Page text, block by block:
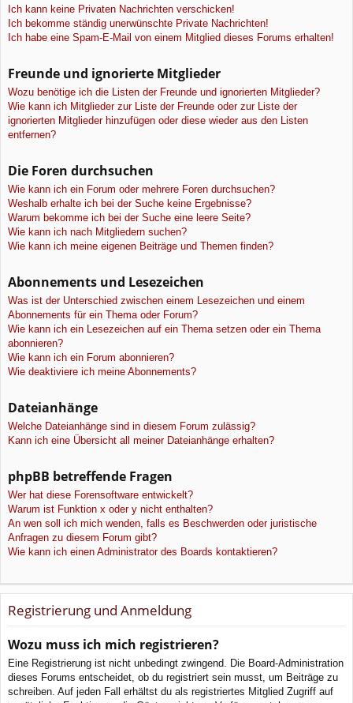
Ich kann keine Privaten Nachrichten verschicken!
Ich bekomme ständig unerwünschte Private Nachrichten!
Ich habe eine Spam-E-Mail von einem Mitglied dieses Forums erhalten!
Freunde und ignorierte Mitglieder
Wozu benötige ich die Listen der Freunde und ignorierten Mitglieder?
Wie kann ich Mitglieder zur Liste der Freunde oder zur Liste der
ignorierten Mitglieder hinzufügen oder diese wieder aus den Listen
entfernen?
Die Foren durchsuchen
Wie kann ich ein Forum oder mehrere Foren durchsuchen?
Weshalb erhalte ich bei der Suche keine Ergebnisse?
Warum bekomme ich bei der Suche eine leere Seite?
Wie kann ich nach Mitgliedern suchen?
Wie kann ich meine eigenen Beiträge und Themen finden?
Abonnements und Lesezeichen
Was ist der Unterschied zwischen einem Lesezeichen und einem
Abonnements für ein Thema oder Forum?
Wie kann ich ein Lesezeichen auf ein Thema setzen oder ein Thema
abonnieren?
Wie kann ich ein Forum abonnieren?
Wie deaktiviere ich meine Abonnements?
Dateianhänge
Welche Dateianhänge sind in diesem Forum zulässig?
Kann ich eine Übersicht all meiner Dateianhänge erhalten?
phpBB betreffende Fragen
Wer hat diese Forensoftware entwickelt?
Warum ist Funktion x oder y nicht enthalten?
An wen soll ich mich wenden, falls es Beschwerden oder juristische
Anfragen zu diesem Forum gibt?
Wie kann ich einen Administrator des Boards kontaktieren?
Registrierung und Anmeldung
Wozu muss ich mich registrieren?
Eine Registrierung ist nicht unbedingt zwingend. Die Board-Administration
dieses Forums entscheidet, ob du registriert sein musst, um Beiträge zu
schreiben. Auf jeden Fall erhältst du als registriertes Mitglied Zugriff auf